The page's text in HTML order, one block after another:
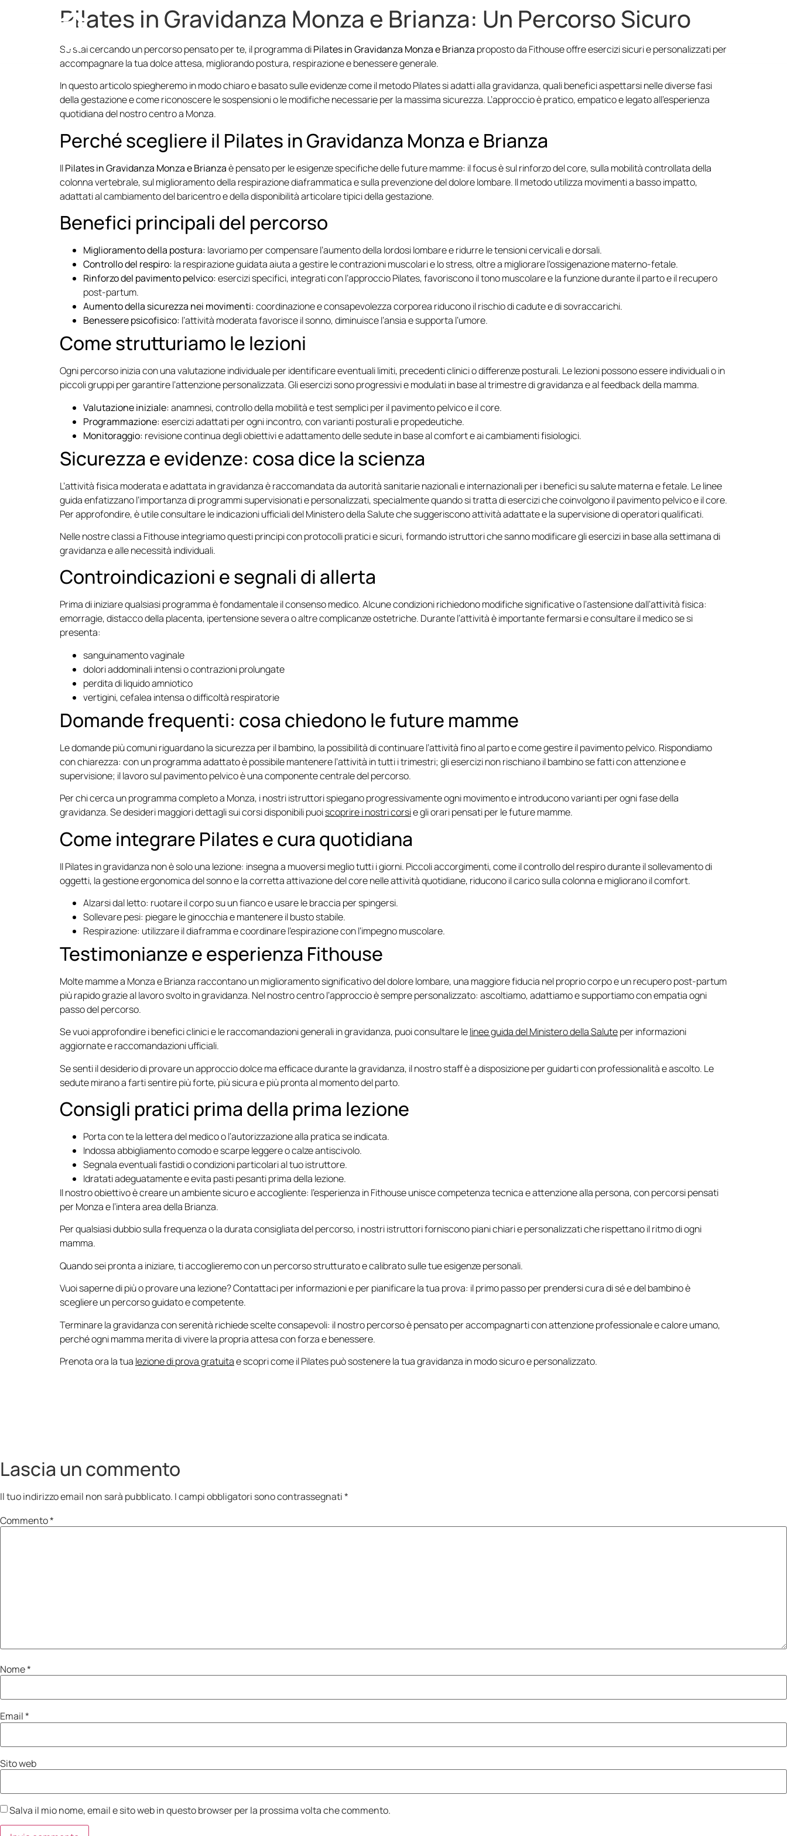
Home Lo Staff
Pilates in Gravidanza Monza e Brianza: Un Percorso Sicuro
Se stai cercando un percorso pensato per te, il programma diPilates in Gravidanza Monza e Brianza proposto da Fithouse offre esercizi sicuri e personalizzati per
accompagnare la tua dolce attesa, migliorando postura, respirazione e benessere generale.
In questo articolo spiegheremo in modo chiaro e basato sulle evidenze come il metodo Pilates si adatti alla gravidanza, quali benefici aspettarsi nelle diverse fasi
della gestazione e come riconoscere le sospensioni o le modifiche necessarie per la massima sicurezza. L’approccio è pratico, empatico e legato all’esperienza
quotidiana del nostro centro a Monza.
Perché scegliere il Pilates in Gravidanza Monza e Brianza
IlPilates in Gravidanza Monza e Brianzaè pensato per le esigenze specifiche delle future mamme: il focus è sul rinforzo del core, sulla mobilità controllata della
colonna vertebrale, sul miglioramento della respirazione diaframmatica e sulla prevenzione del dolore lombare. Il metodo utilizza movimenti a basso impatto,
adattati al cambiamento del baricentro e della disponibilità articolare tipici della gestazione.
Benefici principali del percorso
Miglioramento della postura: lavoriamo per compensare l’aumento della lordosi lombare e ridurre le tensioni cervicali e dorsali.
Controllo del respiro: la respirazione guidata aiuta a gestire le contrazioni muscolari e lo stress, oltre a migliorare l’ossigenazione materno-fetale.
Rinforzo del pavimento pelvico:esercizi specifici, integrati con l’approccio Pilates, favoriscono il tono muscolare e la funzione durante il parto e il recupero
post-partum.
Aumento della sicurezza nei movimenti:coordinazione e consapevolezza corporea riducono il rischio di cadute e di sovraccarichi.
Benessere psicofisico: l’attività moderata favorisce il sonno, diminuisce l’ansia e supporta l’umore.
Come strutturiamo le lezioni
Ogni percorso inizia con una valutazione individuale per identificare eventuali limiti, precedenti clinici o differenze posturali. Le lezioni possono essere individuali o in
piccoli gruppi per garantire l’attenzione personalizzata. Gli esercizi sono progressivi e modulati in base al trimestre di gravidanza e al feedback della mamma.
Valutazione iniziale:anamnesi, controllo della mobilità e test semplici per il pavimento pelvico e il core.
Programmazione:esercizi adattati per ogni incontro, con varianti posturali e propedeutiche.
Monitoraggio: revisione continua degli obiettivi e adattamento delle sedute in base al comfort e ai cambiamenti fisiologici.
Sicurezza e evidenze: cosa dice la scienza
L’attività fisica moderata e adattata in gravidanza è raccomandata da autorità sanitarie nazionali e internazionali per i benefici su salute materna e fetale. Le linee
guida enfatizzano l’importanza di programmi supervisionati e personalizzati, specialmente quando si tratta di esercizi che coinvolgono il pavimento pelvico e il core.
Per approfondire, è utile consultare le indicazioni ufficiali del Ministero della Salute che suggeriscono attività adattate e la supervisione di operatori qualificati.
Nelle nostre classi a Fithouse integriamo questi principi con protocolli pratici e sicuri, formando istruttori che sanno modificare gli esercizi in base alla settimana di
gravidanza e alle necessità individuali.
Controindicazioni e segnali di allerta
Prima di iniziare qualsiasi programma è fondamentale il consenso medico. Alcune condizioni richiedono modifiche significative o l’astensione dall’attività fisica:
emorragie, distacco della placenta, ipertensione severa o altre complicanze ostetriche. Durante l’attività è importante fermarsi e consultare il medico se si
presenta:
sanguinamento vaginale
dolori addominali intensi o contrazioni prolungate
perdita di liquido amniotico
vertigini, cefalea intensa o difficoltà respiratorie
Domande frequenti: cosa chiedono le future mamme
Le domande più comuni riguardano la sicurezza per il bambino, la possibilità di continuare l’attività fino al parto e come gestire il pavimento pelvico. Rispondiamo
con chiarezza: con un programma adattato è possibile mantenere l’attività in tutti i trimestri; gli esercizi non rischiano il bambino se fatti con attenzione e
supervisione; il lavoro sul pavimento pelvico è una componente centrale del percorso.
Per chi cerca un programma completo a Monza, i nostri istruttori spiegano progressivamente ogni movimento e introducono varianti per ogni fase della
gravidanza. Se desideri maggiori dettagli sui corsi disponibili puoiscoprire i nostri corsie gli orari pensati per le future mamme.
Come integrare Pilates e cura quotidiana
Il Pilates in gravidanza non è solo una lezione: insegna a muoversi meglio tutti i giorni. Piccoli accorgimenti, come il controllo del respiro durante il sollevamento di
oggetti, la gestione ergonomica del sonno e la corretta attivazione del core nelle attività quotidiane, riducono il carico sulla colonna e migliorano il comfort.
Alzarsi dal letto: ruotare il corpo su un fianco e usare le braccia per spingersi.
Sollevare pesi: piegare le ginocchia e mantenere il busto stabile.
Respirazione: utilizzare il diaframma e coordinare l’espirazione con l’impegno muscolare.
Testimonianze e esperienza Fithouse
Molte mamme a Monza e Brianza raccontano un miglioramento significativo del dolore lombare, una maggiore fiducia nel proprio corpo e un recupero post-partum
più rapido grazie al lavoro svolto in gravidanza. Nel nostro centro l’approccio è sempre personalizzato: ascoltiamo, adattiamo e supportiamo con empatia ogni
passo del percorso.
Se vuoi approfondire i benefici clinici e le raccomandazioni generali in gravidanza, puoi consultare lelinee guida del Ministero della Saluteper informazioni
aggiornate e raccomandazioni ufficiali.
Se senti il desiderio di provare un approccio dolce ma efficace durante la gravidanza, il nostro staff è a disposizione per guidarti con professionalità e ascolto. Le
sedute mirano a farti sentire più forte, più sicura e più pronta al momento del parto.
Consigli pratici prima della prima lezione
Porta con te la lettera del medico o l’autorizzazione alla pratica se indicata.
Indossa abbigliamento comodo e scarpe leggere o calze antiscivolo.
Segnala eventuali fastidi o condizioni particolari al tuo istruttore.
Idratati adeguatamente e evita pasti pesanti prima della lezione.
Il nostro obiettivo è creare un ambiente sicuro e accogliente: l’esperienza in Fithouse unisce competenza tecnica e attenzione alla persona, con percorsi pensati
per Monza e l’intera area della Brianza.
Per qualsiasi dubbio sulla frequenza o la durata consigliata del percorso, i nostri istruttori forniscono piani chiari e personalizzati che rispettano il ritmo di ogni
mamma.
Quando sei pronta a iniziare, ti accoglieremo con un percorso strutturato e calibrato sulle tue esigenze personali.
Vuoi saperne di più o provare una lezione? Contattaci per informazioni e per pianificare la tua prova: il primo passo per prendersi cura di sé e del bambino è
scegliere un percorso guidato e competente.
Terminare la gravidanza con serenità richiede scelte consapevoli: il nostro percorso è pensato per accompagnarti con attenzione professionale e calore umano,
perché ogni mamma merita di vivere la propria attesa con forza e benessere.
Prenota ora la tua lezione di prova gratuitae scopri come il Pilates può sostenere la tua gravidanza in modo sicuro e personalizzato.
Lascia un commento
Il tuo indirizzo email non sarà pubblicato. I campi obbligatori sono contrassegnati*
Commento*
Nome*
Email*
Sito web
Salva il mio nome, email e sito web in questo browser per la prossima volta che commento.